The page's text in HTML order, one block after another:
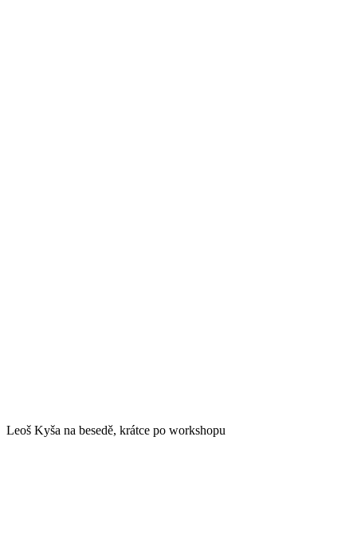
Leoš Kyša na besedě, krátce po workshopu